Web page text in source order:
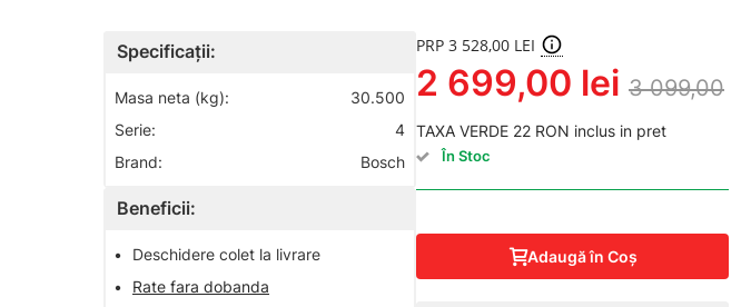
Specificații:
Masa neta (kg):
30.500
Serie:
4
Brand:
Bosch
Beneficii:
•
Deschidere colet la livrare
•
Rate fara dobanda
PRP 3 528,00 LEI
2 699,00 lei 3 099,00
TAXA VERDE 22 RON inclus in pret
În Stoc
Adaugă în Coş